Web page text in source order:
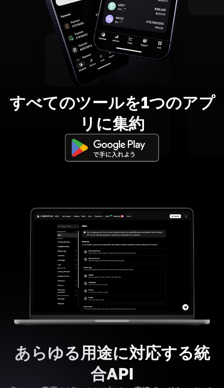
すべてのツールを1つのアプ
リに集約
あらゆる用途に対応する統
合API